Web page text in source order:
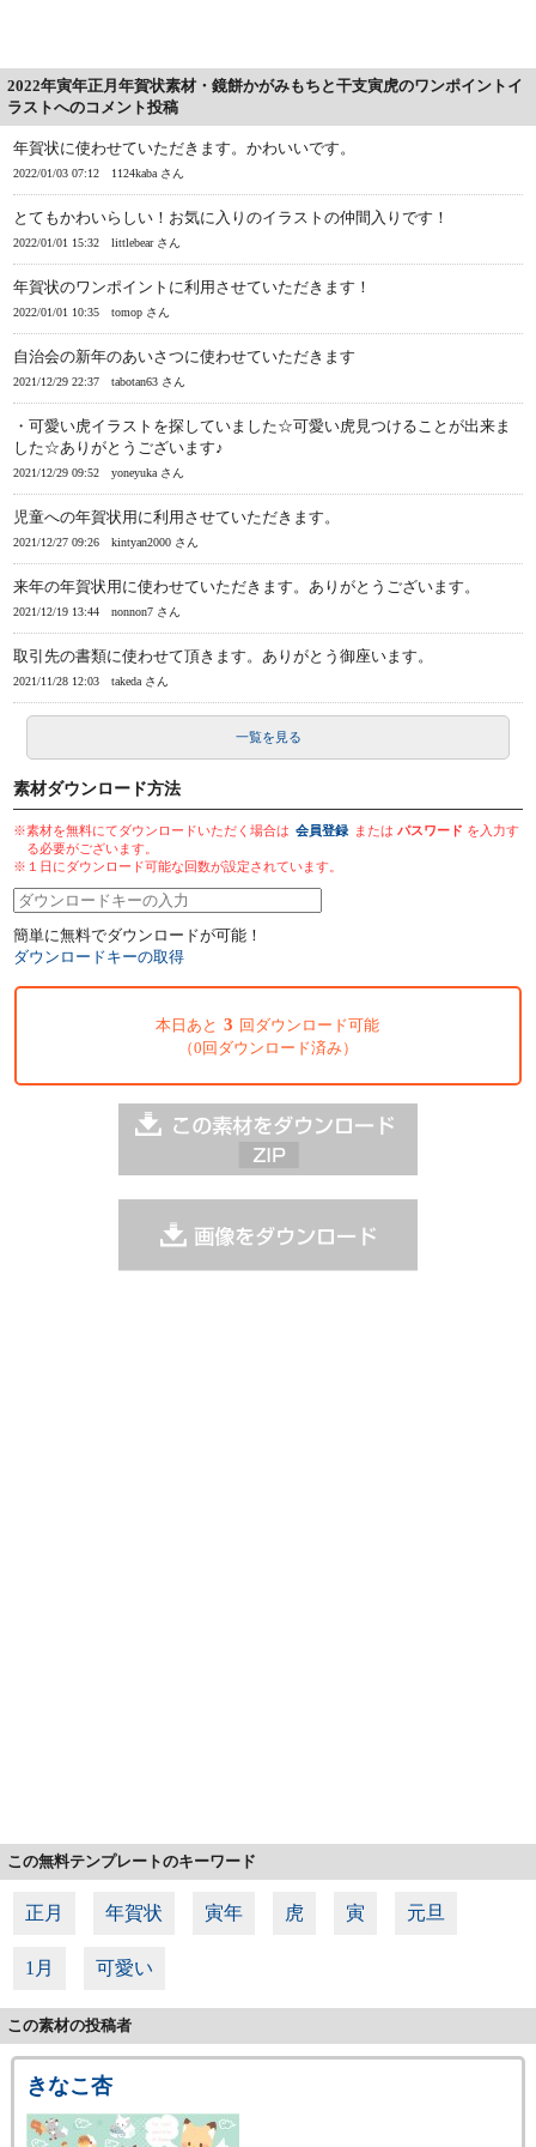
2022年寅年正月年賀状素材・鏡餅かがみもちと干支寅虎のワンポイントイ
ラストへのコメント投稿
年賀状に使わせていただきます。かわいいです。
2022/01/03 07:12 1124kaba さん
とてもかわいらしい！お気に入りのイラストの仲間入りです！
2022/01/01 15:32 littlebear さん
年賀状のワンポイントに利用させていただきます！
2022/01/01 10:35 tomop さん
自治会の新年のあいさつに使わせていただきます
2021/12/29 22:37 tabotan63 さん
・可愛い虎イラストを探していました☆可愛い虎見つけることが出来ま
した☆ありがとうございます♪
2021/12/29 09:52 yoneyuka さん
児童への年賀状用に利用させていただきます。
2021/12/27 09:26 kintyan2000 さん
来年の年賀状用に使わせていただきます。ありがとうございます。
2021/12/19 13:44 nonnon7 さん
取引先の書類に使わせて頂きます。ありがとう御座います。
2021/11/28 12:03 takeda さん
一覧を見る
素材ダウンロード方法
※素材を無料にてダウンロードいただく場合は 会員登録 またはパスワード を入力す
る必要がございます。
※１日にダウンロード可能な回数が設定されています。
簡単に無料でダウンロードが可能！
ダウンロードキーの取得
本日あと 3 回ダウンロード可能
（0回ダウンロード済み）
この無料テンプレートのキーワード
正月 年賀状 寅年 虎 寅 元旦
1月 可愛い
この素材の投稿者
きなこ杏